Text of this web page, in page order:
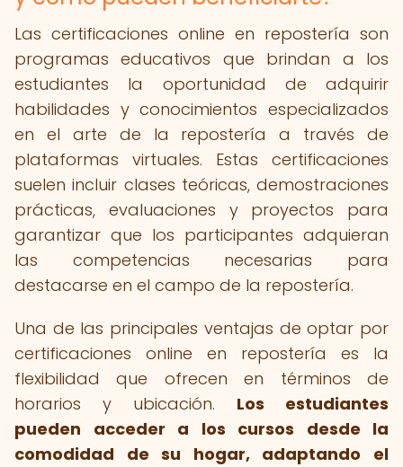
Las certificaciones online en repostería son
programas educativos que brindan a los
estudiantes la oportunidad de adquirir
habilidades y conocimientos especializados
en el arte de la repostería a través de
plataformas virtuales. Estas certificaciones
suelen incluir clases teóricas, demostraciones
prácticas, evaluaciones y proyectos para
garantizar que los participantes adquieran
las competencias necesarias para
destacarse en el campo de la repostería.
Una de las principales ventajas de optar por
certificaciones online en repostería es la
flexibilidad que ofrecen en términos de
horarios y ubicación. Los estudiantes
pueden acceder a los cursos desde la
comodidad de su hogar, adaptando el